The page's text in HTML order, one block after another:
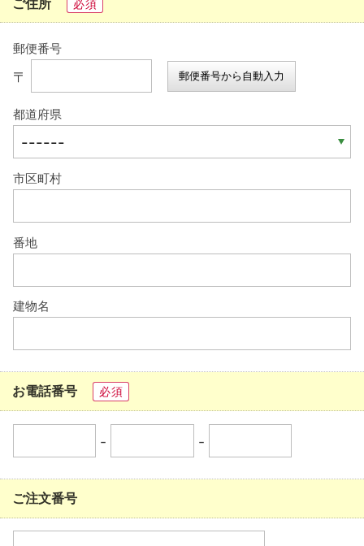
必須
郵便番号
〒 郵便番号から自動入力
都道府県
市区町村
番地
建物名
お電話番号 必須
- -
ご注文番号